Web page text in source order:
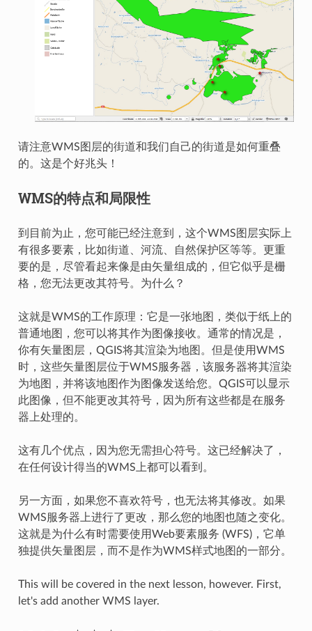
请注意WMS图层的街道和我们自己的街道是如何重叠
的。这是个好兆头！
WMS的特点和局限性
到目前为止，您可能已经注意到，这个WMS图层实际上
有很多要素，比如街道、河流、自然保护区等等。更重
要的是，尽管看起来像是由矢量组成的，但它似乎是栅
格，您无法更改其符号。为什么？
这就是WMS的工作原理：它是一张地图，类似于纸上的
普通地图，您可以将其作为图像接收。通常的情况是，
你有矢量图层，QGIS将其渲染为地图。但是使用WMS
时，这些矢量图层位于WMS服务器，该服务器将其渲染
为地图，并将该地图作为图像发送给您。QGIS可以显示
此图像，但不能更改其符号，因为所有这些都是在服务
器上处理的。
这有几个优点，因为您无需担心符号。这已经解决了，
在任何设计得当的WMS上都可以看到。
另一方面，如果您不喜欢符号，也无法将其修改。如果
WMS服务器上进行了更改，那么您的地图也随之变化。
这就是为什么有时需要使用Web要素服务 (WFS)，它单
独提供矢量图层，而不是作为WMS样式地图的一部分。
This will be covered in the next lesson, however. First,
let's add another WMS layer.